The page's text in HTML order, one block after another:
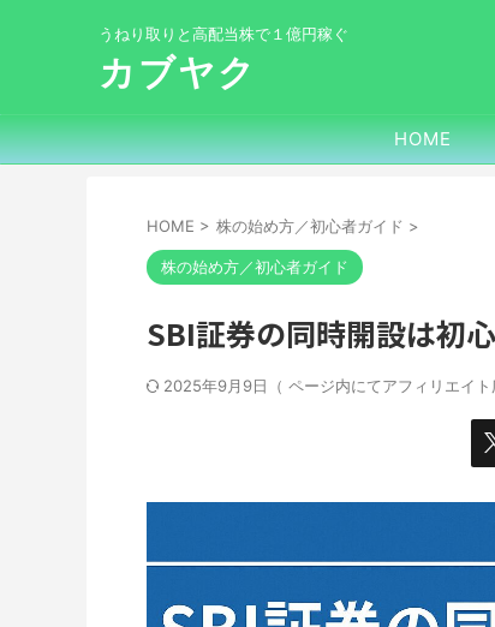
うねり取りと高配当株で１億円稼ぐ
カブヤク
HOME
HOME > 株の始め方／初心者ガイド >
株の始め方／初心者ガイド
SBI証券の同時開設は初
2025年9月9日